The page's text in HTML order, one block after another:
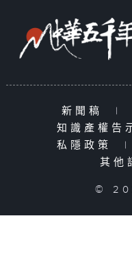
新聞稿 |
知識產權告
私隱政策
|
其他
©